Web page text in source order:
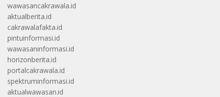
wawasancakrawala.id
aktualberita.id
cakrawalafakta.id
pintuinformasi.id
wawasaninformasi.id
horizonberita.id
portalcakrawala.id
spektruminformasi.id
aktualwawasan.id